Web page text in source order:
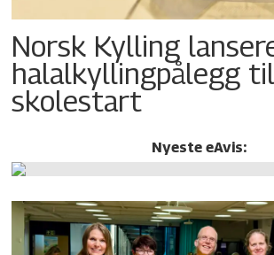
Norsk Kylling
halalkylling­pålegg til
skolestart
Nyeste eAvis: